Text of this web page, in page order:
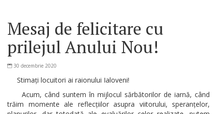
Mesaj de felicitare cu
prilejul Anului Nou!
30 decembrie 2020
Stimați locuitori ai raionului Ialoveni!
Acum, când suntem în mijlocul sărbătorilor de iarnă, când
trăim momente ale reflecțiilor asupra viitorului, speranțelor,